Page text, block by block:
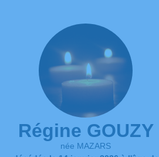
Régine GOUZY
née MAZARS